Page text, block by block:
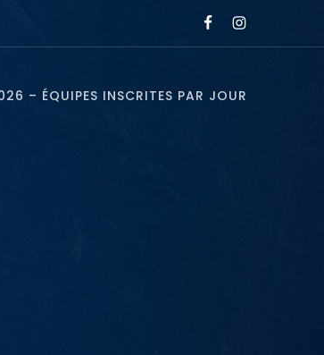
– ÉQUIPES INSCRITES PAR JOUR